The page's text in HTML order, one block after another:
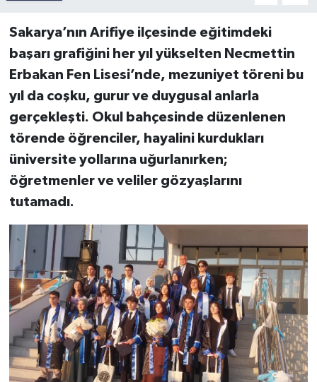
Sakarya’nın Arifiye ilçesinde eğitimdeki
başarı grafiğini her yıl yükselten Necmettin
Erbakan Fen Lisesi’nde, mezuniyet töreni bu
yıl da coşku, gurur ve duygusal anlarla
gerçekleşti. Okul bahçesinde düzenlenen
törende öğrenciler, hayalini kurdukları
üniversite yollarına uğurlanırken;
öğretmenler ve veliler gözyaşlarını
tutamadı.